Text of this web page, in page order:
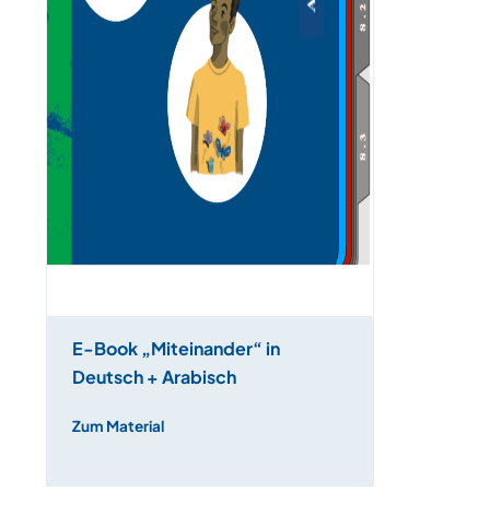
E-Book „Miteinander“ in
Deutsch + Arabisch
Zum Material